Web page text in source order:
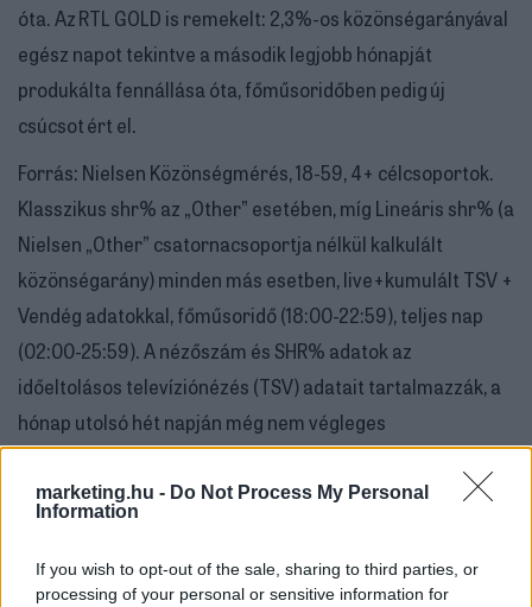
marketing.hu - Do Not Process My Personal
Information
If you wish to opt-out of the sale, sharing to third parties, or
processing of your personal or sensitive information for
óta. Az RTL GOLD is remekelt: 2,3%-os közönségarányával
egész napot tekintve a második legjobb hónapját
produkálta fennállása óta, főműsoridőben pedig új
csúcsot ért el.
Forrás: Nielsen Közönségmérés, 18-59, 4+ célcsoportok.
Klasszikus shr% az „Other” esetében, míg Lineáris shr% (a
Nielsen „Other” csatornacsoportja nélkül kalkulált
közönségarány) minden más esetben, live+kumulált TSV +
Vendég adatokkal, főműsoridő (18:00-22:59), teljes nap
(02:00-25:59). A nézőszám és SHR% adatok az
időeltolásos televíziónézés (TSV) adatait tartalmazzák, a
hónap utolsó hét napján még nem végleges
eredményekkel, 2025. szeptember 1-jén lekért adatok
alapján.
TOVÁBBIAK